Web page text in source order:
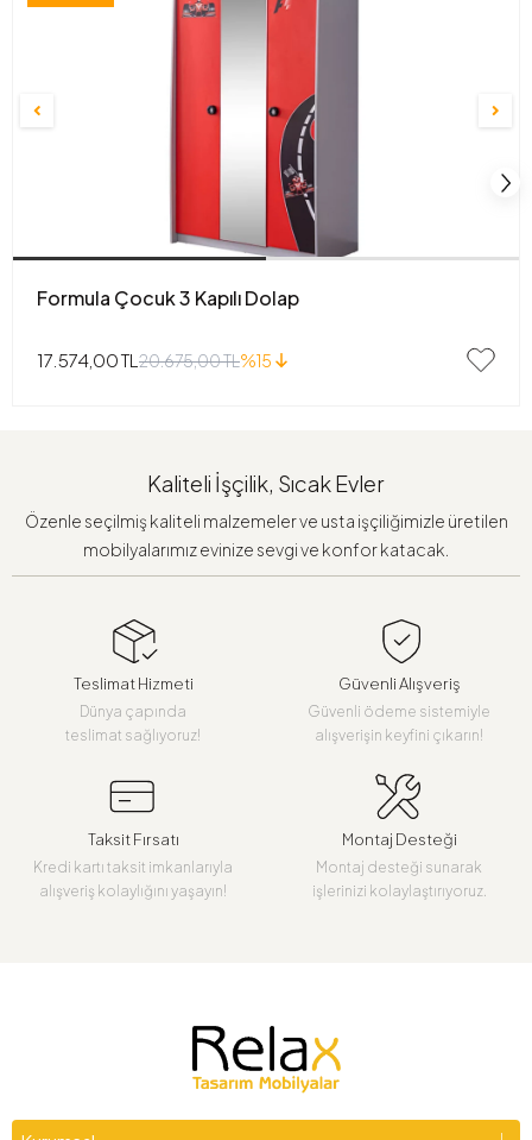
Formula Çocuk 3 Kapılı Dolap
17.574,00 TL 20.675,00 TL%15
Kaliteli İşçilik, Sıcak Evler
Özenle seçilmiş kaliteli malzemeler ve usta işçiliğimizle üretilen
mobilyalarımız evinize sevgi ve konfor katacak.
Teslimat Hizmeti
Dünya çapında
teslimat sağlıyoruz!
Güvenli Alışveriş
Güvenli ödeme sistemiyle
alışverişin keyfini çıkarın!
Taksit Fırsatı
Kredi kartı taksit imkanlarıyla
alışveriş kolaylığını yaşayın!
Montaj Desteği
Montaj desteği sunarak
işlerinizi kolaylaştırıyoruz.